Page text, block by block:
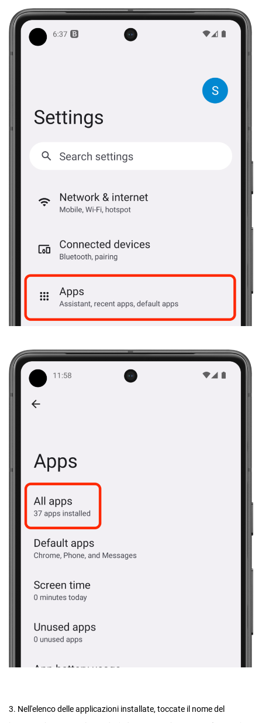
3. Nell'elenco delle applicazioni installate, toccate il nome del